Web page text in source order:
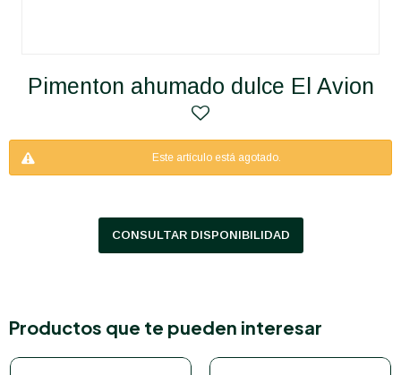
Pimenton ahumado dulce El Avion
Este artículo está agotado.
CONSULTAR DISPONIBILIDAD
Productos que te pueden interesar